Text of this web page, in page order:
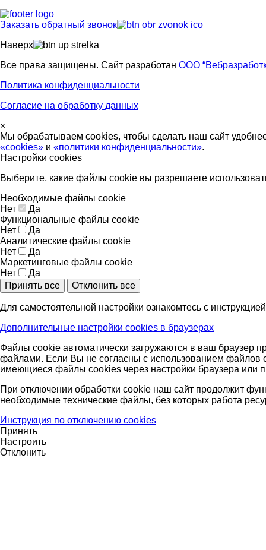
Заказать обратный звонок
Наверх
Все права защищены. Сайт разработан ООО
Политика конфиденциальности
Согласие на обработку данных
×
Мы обрабатываем cookies, чтобы сделать наш сайт
«cookies» и «политики конфиденциальности».
Настройки cookies
Выберите, какие файлы cookie вы разрешаете
Необходимые файлы cookie
Нет
Да
Функциональные файлы cookie
Нет
Да
Аналитические файлы cookie
Нет
Да
Маркетинговые файлы cookie
Нет
Да
Принять все
Отклонить все
Для самостоятельной настройки ознакомтесь с инструкцией
Дополнительные настройки cookies в браузерах
Файлы cookie автоматически загружаются в ваш браузер
файлами. Если Вы не согласны с использованием файлов
имеющиеся файлы cookies через настройки браузера или
При отключении обработки cookie наш сайт продолжит
необходимые технические файлы, без которых работа
Инструкция по отключению cookies
Принять
Настроить
Отклонить